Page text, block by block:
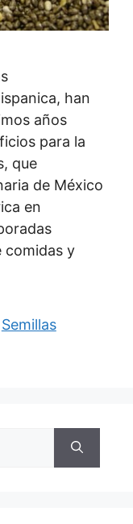
han
años
para la
que
de México
en
comidas y
Semillas